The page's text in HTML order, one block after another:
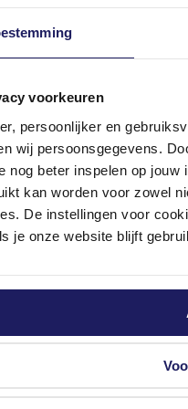
voorkeuren
persoonlijker en
wij persoonsgegevens.
nog beter inspelen op
kan worden voor zowel
De instellingen voor
je onze website blijft
Bekijk onze veelgestelde
0572 328 120
voor onze